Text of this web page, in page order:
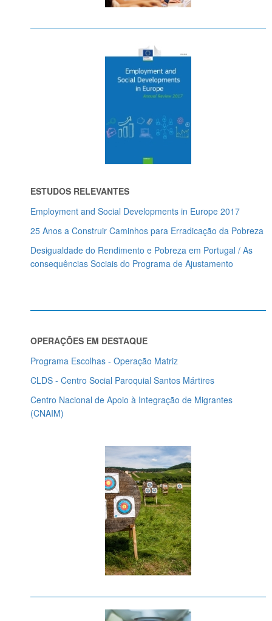
ESTUDOS RELEVANTES
Employment and Social Developments in Europe 2017
25 Anos a Construir Caminhos para Erradicação da Pobreza
Desigualdade do Rendimento e Pobreza em Portugal / As
consequências Sociais do Programa de Ajustamento
OPERAÇÕES EM DESTAQUE
Programa Escolhas - Operação Matriz
CLDS - Centro Social Paroquial Santos Mártires
Centro Nacional de Apoio à Integração de Migrantes
(CNAIM)